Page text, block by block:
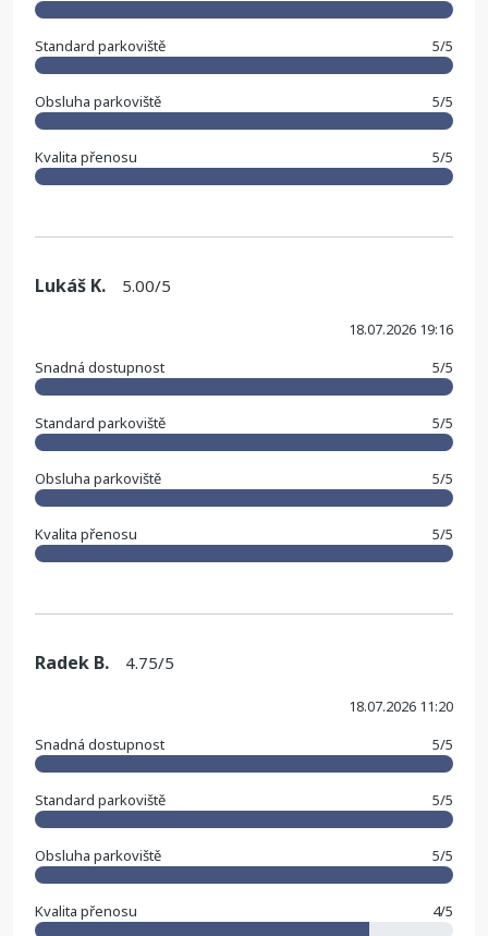
Standard parkoviště 5/5
Obsluha parkoviště 5/5
Kvalita přenosu 5/5
Lukáš K. 5.00/5
18.07.2026 19:16
Snadná dostupnost 5/5
Standard parkoviště 5/5
Obsluha parkoviště 5/5
Kvalita přenosu 5/5
Radek B. 4.75/5
18.07.2026 11:20
Snadná dostupnost 5/5
Standard parkoviště 5/5
Obsluha parkoviště 5/5
Kvalita přenosu 4/5